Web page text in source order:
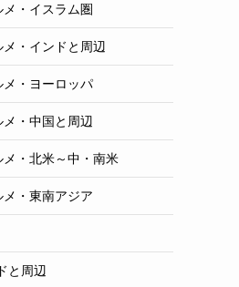
・イスラム圏
・インドと周辺
・ヨーロッパ
・中国と周辺
・北米～中・南米
・東南アジア
と周辺